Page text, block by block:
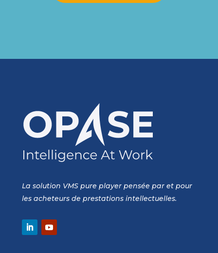
La solution VMS pure player pensée par et pour
les acheteurs de prestations intellectuelles.